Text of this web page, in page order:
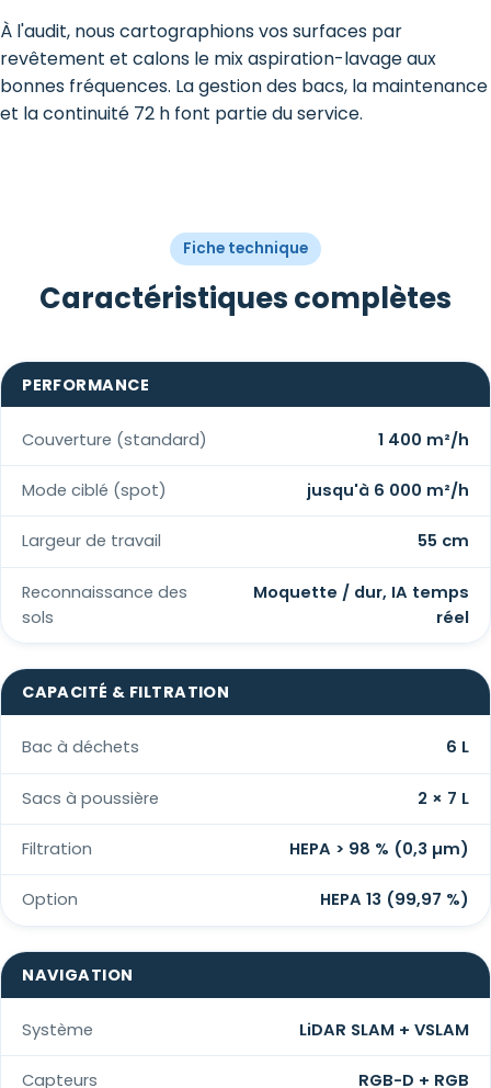
À l'audit, nous cartographions vos surfaces par
revêtement et calons le mix aspiration-lavage aux
bonnes fréquences. La gestion des bacs, la maintenance
et la continuité 72 h font partie du service.
Fiche technique
Caractéristiques complètes
PERFORMANCE
Couverture (standard) 1 400 m²/h
Mode ciblé (spot) jusqu'à 6 000 m²/h
Largeur de travail 55 cm
Reconnaissance des
sols
Moquette / dur, IA temps
réel
CAPACITÉ & FILTRATION
Bac à déchets 6 L
Sacs à poussière 2 × 7 L
Filtration HEPA > 98 % (0,3 µm)
Option HEPA 13 (99,97 %)
NAVIGATION
Système LiDAR SLAM + VSLAM
Capteurs RGB-D + RGB